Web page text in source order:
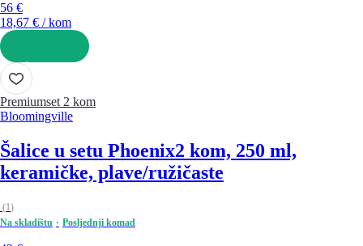
56 €
18,67 € / kom
U KOŠARICU
Premiumset 2 kom
Bloomingville
Šalice u setu Phoenix2 kom, 250 ml,
keramičke, plave/ružičaste
(1)
Na skladištu
Posljednji komad